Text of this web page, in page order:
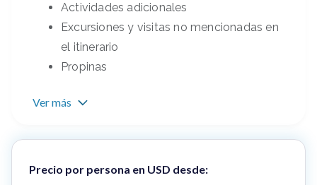
Actividades adicionales
Excursiones y visitas no mencionadas en
el itinerario
Propinas
Ver más
Precio por persona en USD desde: